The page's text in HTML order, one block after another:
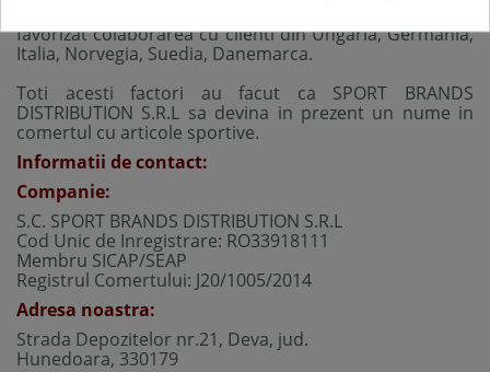
favorizat colaborarea cu clienti din Ungaria, Germania,
Italia, Norvegia, Suedia, Danemarca.
Toti acesti factori au facut ca SPORT BRANDS
DISTRIBUTION S.R.L sa devina in prezent un nume in
comertul cu articole sportive.
Informatii de contact:
Companie:
S.C. SPORT BRANDS DISTRIBUTION S.R.L
Cod Unic de Inregistrare: RO33918111
Membru SICAP/SEAP
Registrul Comertului: J20/1005/2014
Adresa noastra:
Strada Depozitelor nr.21, Deva, jud.
Hunedoara, 330179